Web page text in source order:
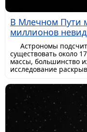
В Млечном Пути
миллионов
Астрономы
существовать около
массы, большинство
исследование